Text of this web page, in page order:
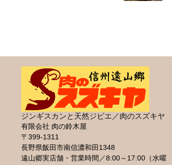
ジンギスカンと天然ジビエ／肉のスズキヤ
有限会社 肉の鈴木屋
〒399-1311
長野県飯田市南信濃和田1348
遠山郷実店舗・営業時間／8:00～17:00（水曜